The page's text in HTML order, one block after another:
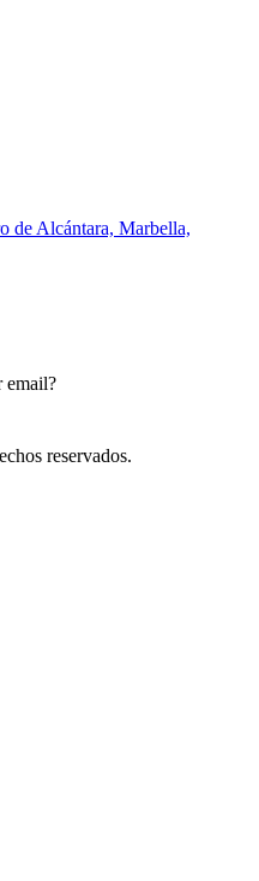
de Alcántara, Marbella,
email?
reservados.